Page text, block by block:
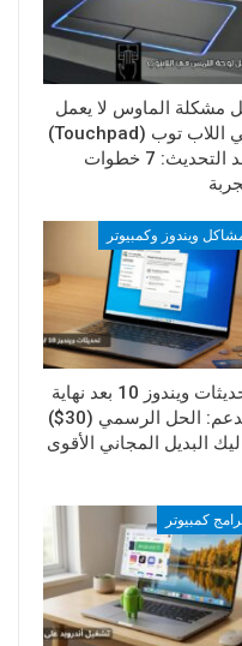
مشكلة الماوس لا يعمل
في اللاب توب (Touchpad)
بعد التحديث: 7 خطوات
ويندوز وكمبيوتر
تحديثات ويندوز 10 بعد نهاية
الدعم: الحل الرسمي (30$)
البديل المجاني الأقوى
كمبيوتر